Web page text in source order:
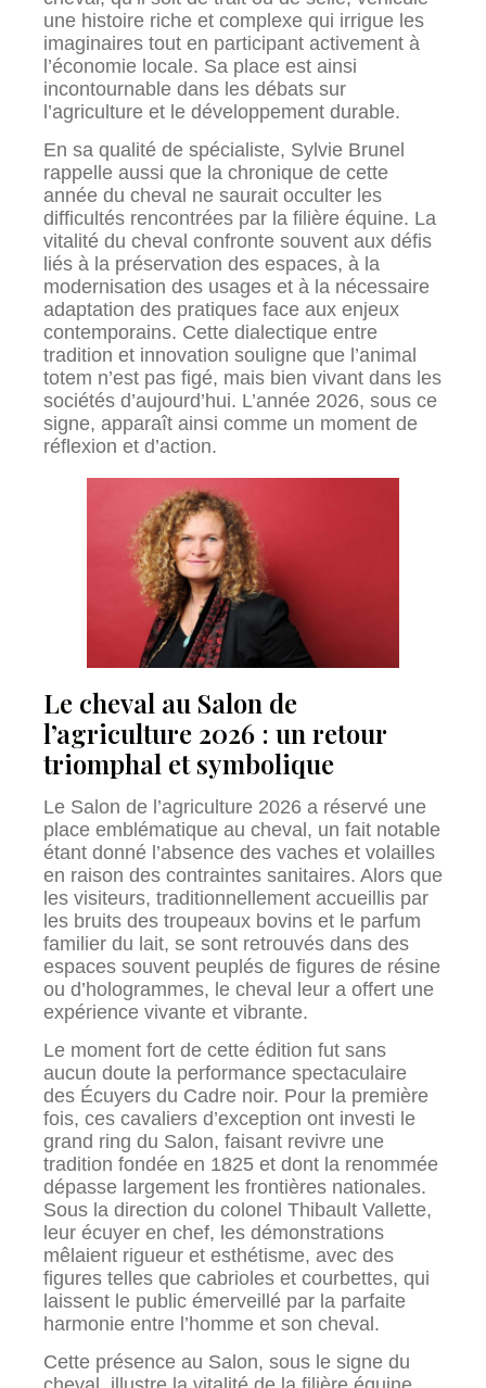
une histoire riche et complexe qui irrigue les
imaginaires tout en participant activement à
l’économie locale. Sa place est ainsi
incontournable dans les débats sur
l’agriculture et le développement durable.
En sa qualité de spécialiste, Sylvie Brunel
rappelle aussi que la chronique de cette
année du cheval ne saurait occulter les
difficultés rencontrées par la filière équine. La
vitalité du cheval confronte souvent aux défis
liés à la préservation des espaces, à la
modernisation des usages et à la nécessaire
adaptation des pratiques face aux enjeux
contemporains. Cette dialectique entre
tradition et innovation souligne que l’animal
totem n’est pas figé, mais bien vivant dans les
sociétés d’aujourd’hui. L’année 2026, sous ce
signe, apparaît ainsi comme un moment de
réflexion et d’action.
Le cheval au Salon de
l’agriculture 2026 : un retour
triomphal et symbolique
Le Salon de l’agriculture 2026 a réservé une
place emblématique au cheval, un fait notable
étant donné l’absence des vaches et volailles
en raison des contraintes sanitaires. Alors que
les visiteurs, traditionnellement accueillis par
les bruits des troupeaux bovins et le parfum
familier du lait, se sont retrouvés dans des
espaces souvent peuplés de figures de résine
ou d’hologrammes, le cheval leur a offert une
expérience vivante et vibrante.
Le moment fort de cette édition fut sans
aucun doute la performance spectaculaire
des Écuyers du Cadre noir. Pour la première
fois, ces cavaliers d’exception ont investi le
grand ring du Salon, faisant revivre une
tradition fondée en 1825 et dont la renommée
dépasse largement les frontières nationales.
Sous la direction du colonel Thibault Vallette,
leur écuyer en chef, les démonstrations
mêlaient rigueur et esthétisme, avec des
figures telles que cabrioles et courbettes, qui
laissent le public émerveillé par la parfaite
harmonie entre l’homme et son cheval.
Cette présence au Salon, sous le signe du